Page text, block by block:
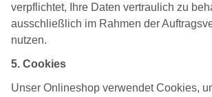
verpflichtet, Ihre Daten vertraulich zu
ausschließlich im Rahmen der
nutzen.
5. Cookies
Unser Onlineshop verwendet Cookies,